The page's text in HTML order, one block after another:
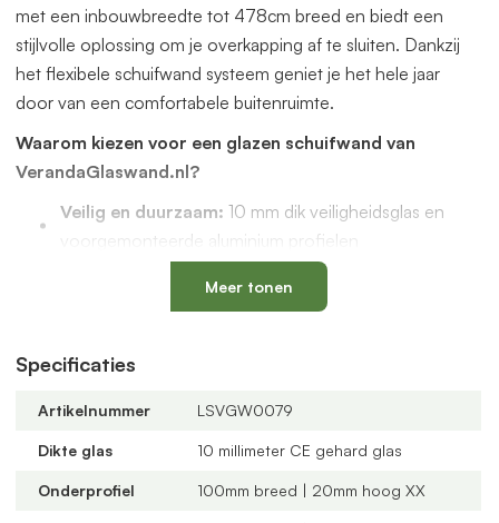
met een inbouwbreedte tot 478cm breed en biedt een
stijlvolle oplossing om je overkapping af te sluiten. Dankzij
het flexibele schuifwand systeem geniet je het hele jaar
door van een comfortabele buitenruimte.
Waarom kiezen voor een glazen schuifwand van
VerandaGlaswand.nl?
Veilig en duurzaam: 10 mm dik veiligheidsglas en
voorgemonteerde aluminium profielen
met een vervangbaar loopspoor,
geïntegreerde waterafvoer en verkrijgbaar in antraciet
Verstelbare kunststof wielen
Altijd passend bij jouw veranda
verschillende maten, glastypes en steellook
U-profielen met tochtborstelsvoor een tochtvrije
Meer tonen
Specificaties
Artikelnummer LSVGW0079
Dikte glas 10 millimeter CE gehard glas
Onderprofiel 100mm breed | 20mm hoog XX